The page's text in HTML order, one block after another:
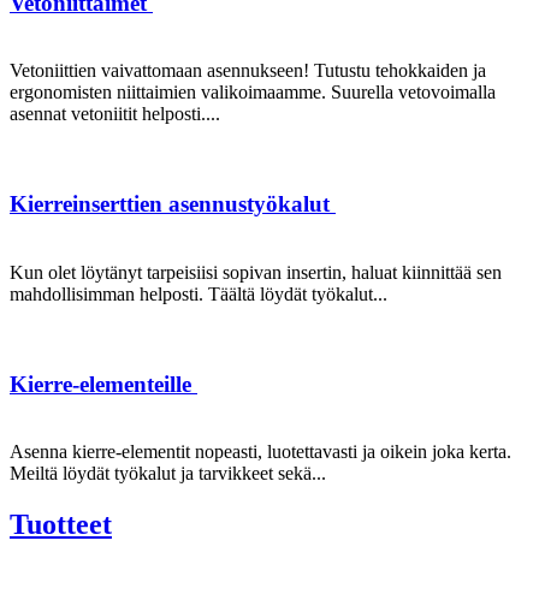
Vetoniittien vaivattomaan asennukseen! Tutustu tehokkaiden ja
ergonomisten niittaimien valikoimaamme. Suurella vetovoimalla
asennat vetoniitit helposti....
Kierreinserttien asennustyökalut
Kun olet löytänyt tarpeisiisi sopivan insertin, haluat kiinnittää sen
mahdollisimman helposti. Täältä löydät työkalut...
Kierre-elementeille
Asenna kierre-elementit nopeasti, luotettavasti ja oikein joka kerta.
Meiltä löydät työkalut ja tarvikkeet sekä...
Tuotteet